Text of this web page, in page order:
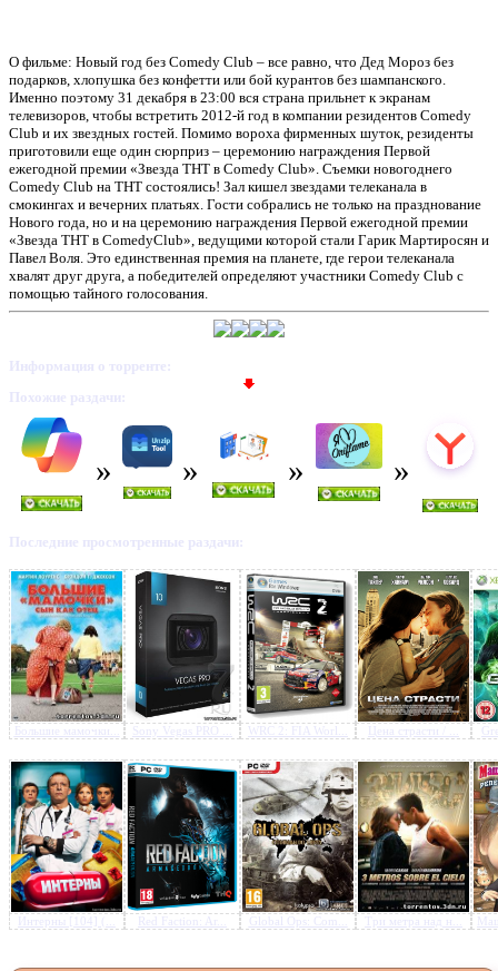
Предлагаем скачать
Новогодний выпуск (2-я
2011 / РУ / SATRip -
О фильме: Новый год без Comedy Club – все равно, что Дед Мороз без
подарков, хлопушка без конфетти или бой курантов без шампанского.
Именно поэтому 31 декабря в 23:00 вся страна прильнет к экранам
телевизоров, чтобы встретить 2012-й год в компании резидентов Comedy
Club и их звездных гостей. Помимо вороха фирменных шуток, резиденты
приготовили еще один сюрприз – церемонию награждения Первой
ежегодной премии «Звезда ТНТ в Comedy Club». Съемки новогоднего
Comedy Club на ТНТ состоялись! Зал кишел звездами телеканала в
смокингах и вечерних платьях. Гости собрались не только на празднование
Нового года, но и на церемонию награждения Первой ежегодной премии
«Звезда ТНТ в ComedyClub», ведущими которой стали Гарик Мартиросян и
Павел Воля. Это единственная премия на планете, где герои телеканала
хвалят друг друга, а победителей определяют участники Comedy Club с
помощью тайного голосования.
Информация о торренте:
Похожие раздачи:
Последние просмотренные раздачи:
Большие мамочки... Sony Vegas PRO ... WRC 2: FIA Worl... Цена страсти / ...
Интерны [104] (... Red Faction: Ar... Global Ops: Com... Три метра над н...